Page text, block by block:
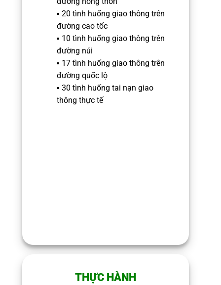
▪️ 20 tình huống giao thông trên
đường cao tốc
▪️ 10 tình huống giao thông trên
đường núi
▪️ 17 tình huống giao thông trên
đường quốc lộ
▪️ 30 tình huống tai nạn giao
thông thực tế
THỰC HÀNH